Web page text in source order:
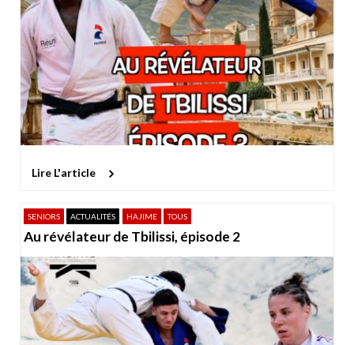
Lire L'article
SENIORS ACTUALITÉS HAJIME TOUS
Au révélateur de Tbilissi, épisode 2